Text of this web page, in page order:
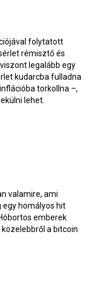
folytatott
rémisztő és
legalább egy
kudarcba fulladna
torkollna –,
lehet.
valamire, ami
homályos hit
emberek
a bitcoin